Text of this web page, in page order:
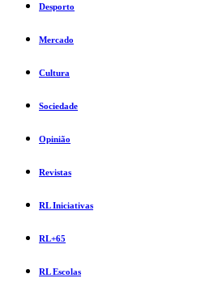
Desporto
Mercado
Cultura
Sociedade
Opinião
Revistas
RL Iniciativas
RL+65
RL Escolas